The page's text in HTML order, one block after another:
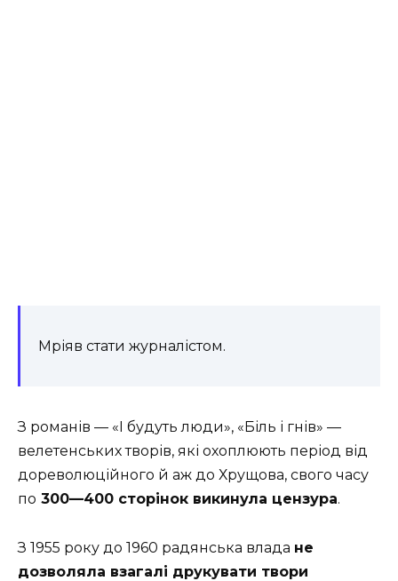
Мріяв стати журналістом.
З романів — «І будуть люди», «Біль і гнів» —
велетенських творів, які охоплюють період від
дореволюційного й аж до Хрущова, свого часу
по 300—400 сторінок викинула цензура.
З 1955 року до 1960 радянська влада не
дозволяла взагалі друкувати твори